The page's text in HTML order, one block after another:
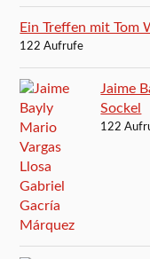
Ein Treffen mit Tom
122 Aufrufe
Jaime
Sockel
122